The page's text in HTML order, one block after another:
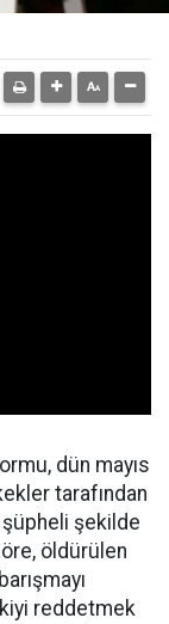
dün mayıs
tarafından
şüpheli şekilde
öldürülen
reddetmek